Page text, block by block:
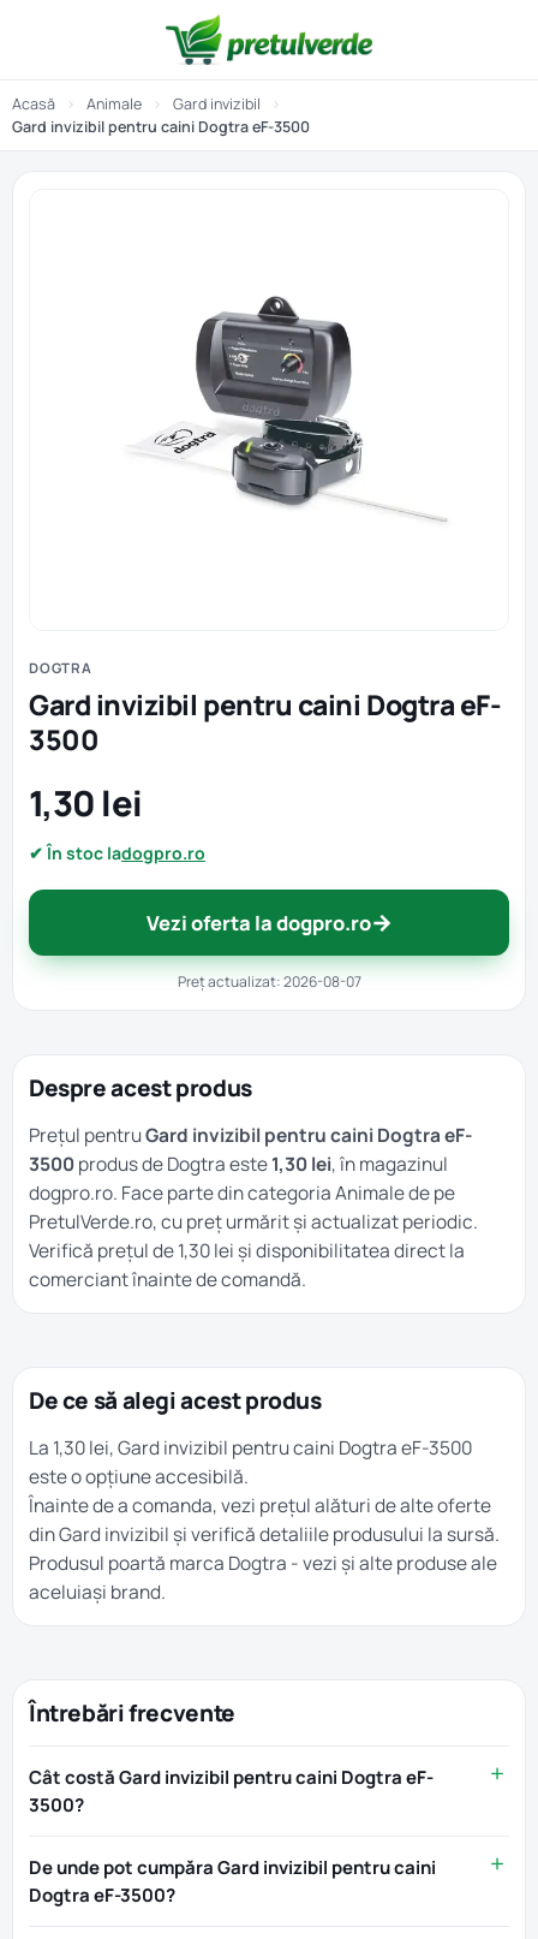
Acasă › Animale › Gard invizibil
›
Gard invizibil pentru caini Dogtra eF-3500
DOGTRA
Gard invizibil pentru caini Dogtra eF-
3500
1,30 lei
✔ În stoc ladogpro.ro
Vezi oferta la dogpro.ro→
Preț actualizat: 2026-08-07
Despre acest produs
Prețul pentruGard invizibil pentru caini Dogtra eF-
3500 produs de Dogtra este1,30 lei, în magazinul
dogpro.ro. Face parte din categoriaAnimalede pe
PretulVerde.ro, cu preț urmărit și actualizat periodic.
Verifică prețul de 1,30 lei și disponibilitatea direct la
comerciant înainte de comandă.
De ce să alegi acest produs
La 1,30 lei, Gard invizibil pentru caini Dogtra eF-3500
este o opțiune accesibilă.
Înainte de a comanda, vezi prețul alături de alte oferte
dinGard invizibil și verifică detaliile produsului la sursă.
Produsul poartă marca Dogtra - vezi și alte produse ale
aceluiași brand.
Întrebări frecvente
Cât costă Gard invizibil pentru caini Dogtra eF-
3500?
De unde pot cumpăra Gard invizibil pentru caini
Dogtra eF-3500?